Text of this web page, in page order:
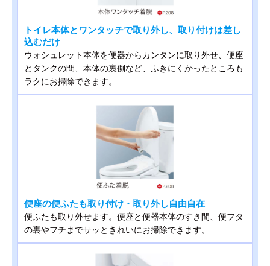
トイレ本体とワンタッチで取り外し、取り付けは差し
込むだけ
ウォシュレット本体を便器からカンタンに取り外せ、便座
とタンクの間、本体の裏側など、ふきにくかったところも
ラクにお掃除できます。
便座の便ふたも取り付け・取り外し自由自在
便ふたも取り外せます。便座と便器本体のすき間、便フタ
の裏やフチまでサッときれいにお掃除できます。